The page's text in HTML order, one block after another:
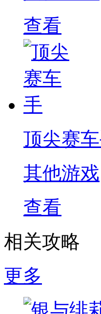
查看
顶尖赛
其他游戏
查看
相关攻略
更多